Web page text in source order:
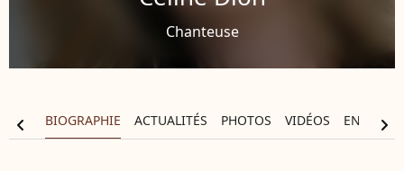
Chanteuse
BIOGRAPHIE ACTUALITÉS PHOTOS VIDÉOS
chevron_left chevron_right